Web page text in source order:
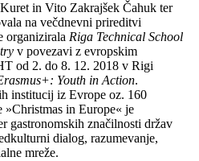
in Vito Zakrajšek Čahuk ter
na večdnevni prireditvi
organizirala Riga Technical School
v povezavi z evropskim
od 2. do 8. 12. 2018 v Rigi
Youth in Action.
institucij iz Evrope oz. 160
»Christmas in Europe« je
gastronomskih značilnosti držav
dialog, razumevanje,
mreže.